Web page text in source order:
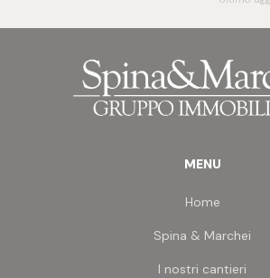
pubblico antistante per tavoli e
MENU
Home
Spina & Marchei
I nostri cantieri